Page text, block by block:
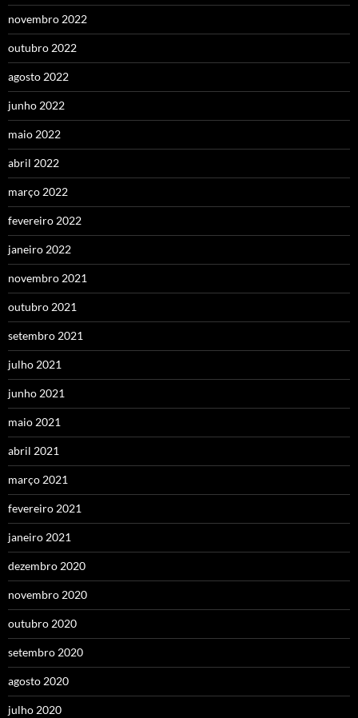
novembro 2022
outubro 2022
agosto 2022
junho 2022
maio 2022
abril 2022
março 2022
fevereiro 2022
janeiro 2022
novembro 2021
outubro 2021
setembro 2021
julho 2021
junho 2021
maio 2021
abril 2021
março 2021
fevereiro 2021
janeiro 2021
dezembro 2020
novembro 2020
outubro 2020
setembro 2020
agosto 2020
julho 2020